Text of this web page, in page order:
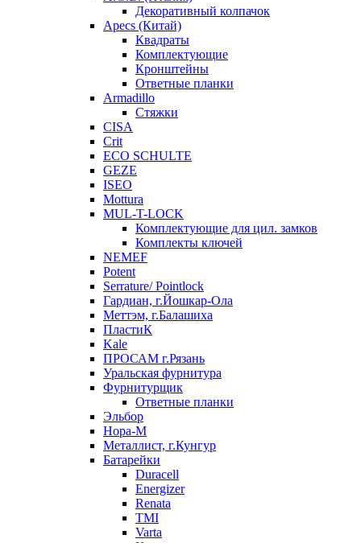
Декоративный колпачок
Apecs (Китай)
Квадраты
Комплектующие
Кронштейны
Ответные планки
Armadillo
Стяжки
CISA
Crit
ECO SCHULTE
GEZE
ISEO
Mottura
MUL-T-LOCK
Комплектующие для цил. замков
Комплекты ключей
NEMEF
Potent
Serrature/ Pointlock
Гардиан, г.Йошкар-Ола
Меттэм, г.Балашиха
ПластиК
Kale
ПРОСАМ г.Рязань
Уральская фурнитура
Фурнитурщик
Ответные планки
Эльбор
Нора-М
Металлист, г.Кунгур
Батарейки
Duracell
Energizer
Renata
TMI
Varta